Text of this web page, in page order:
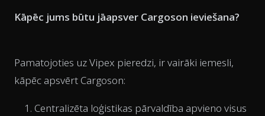
Kāpēc jums būtu jāapsver Cargoson ieviešana?
Pamatojoties uz Vipex pieredzi, ir vairāki iemesli,
kāpēc apsvērt Cargoson:
Centralizēta loģistikas pārvaldība apvieno visus